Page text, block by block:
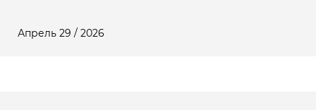
Апрель 29 / 2026